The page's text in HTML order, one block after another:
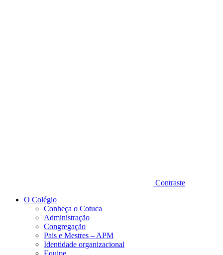
Contraste
O Colégio
Conheça o Cotuca
Administração
Congregação
Pais e Mestres – APM
Identidade organizacional
Equipe